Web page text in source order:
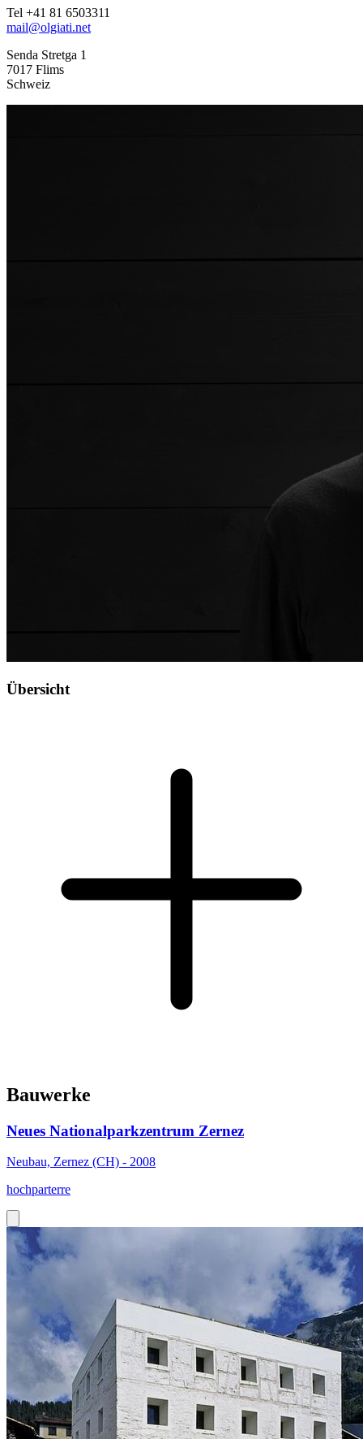
Tel +41 81 6503311
mail@olgiati.net
Senda Stretga 1
7017 Flims
Schweiz
Übersicht
Bauwerke
Neues Nationalparkzentrum Zernez
Neubau, Zernez (CH) - 2008
hochparterre